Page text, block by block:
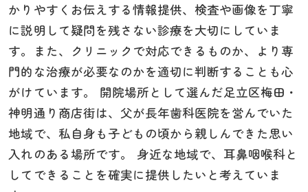
かりやすくお伝えする情報提供、検査や画像を丁寧
に説明して疑問を残さない診療を大切にしていま
す。また、クリニックで対応できるものか、より専
門的な治療が必要なのかを適切に判断することも心
がけています。 開院場所として選んだ足立区梅田・
神明通り商店街は、父が長年歯科医院を営んでいた
地域で、私自身も子どもの頃から親しんできた思い
入れのある場所です。 身近な地域で、耳鼻咽喉科と
してできることを確実に提供したいと考えていま